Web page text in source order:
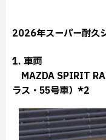
2026年スーパー耐久
1. 車両
MAZDA SPIRIT
ラス・55号車）*2